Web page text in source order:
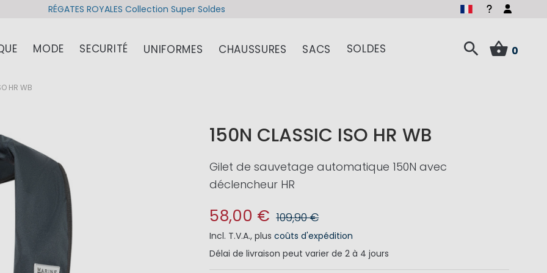
RÉGATES ROYALES Collection Super Soldes
MODE SECURITÉ UNIFORMES CHAUSSURES SACS SOLDES 0
HR WB
150N CLASSIC ISO HR WB
Gilet de sauvetage automatique 150N avec
déclencheur HR
58,00 € 109,90 €
Incl. T.V.A.,pluscoûts d'expédition
Délai de livraison peut varier de 2 à 4 jours